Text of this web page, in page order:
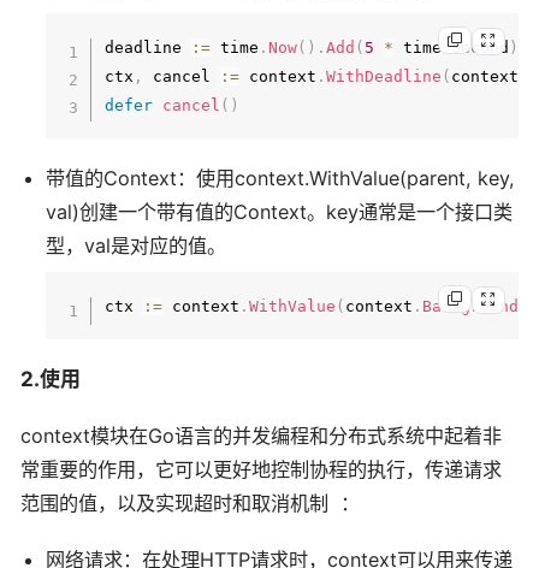
deadline := time . Now( ) . Add ( 5 * time .Second )
ctx , cancel := context . WithDeadline ( context
defer
cancel ( )
带值的Context：使用context.WithValue(parent, key,
val)创建一个带有值的Context。key通常是一个接口类
型，val是对应的值。
ctx := context . WithValue ( context . Background
2.使用
context模块在Go语言的并发编程和分布式系统中起着非
常重要的作用，它可以更好地控制协程的执行，传递请求
范围的值，以及实现超时和取消机制 ：
网络请求：在处理HTTP请求时，context可以用来传递